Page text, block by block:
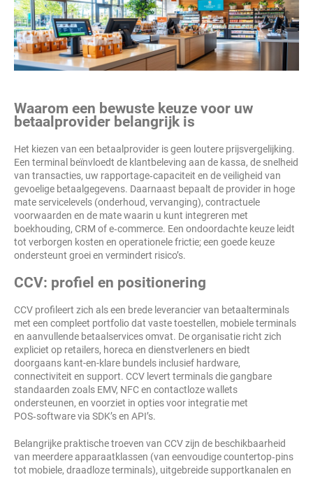
Waarom een bewuste keuze voor uw
betaalprovider belangrijk is
Het kiezen van een betaalprovider is geen loutere prijsvergelijking.
Een terminal beïnvloedt de klantbeleving aan de kassa, de snelheid
van transacties, uw rapportage‑capaciteit en de veiligheid van
gevoelige betaalgegevens. Daarnaast bepaalt de provider in hoge
mate servicelevels (onderhoud, vervanging), contractuele
voorwaarden en de mate waarin u kunt integreren met
boekhouding, CRM of e‑commerce. Een ondoordachte keuze leidt
tot verborgen kosten en operationele frictie; een goede keuze
ondersteunt groei en vermindert risico’s.
CCV: profiel en positionering
CCV profileert zich als een brede leverancier van betaalterminals
met een compleet portfolio dat vaste toestellen, mobiele terminals
en aanvullende betaalservices omvat. De organisatie richt zich
expliciet op retailers, horeca en dienstverleners en biedt
doorgaans kant-en-klare bundels inclusief hardware,
connectiviteit en support. CCV levert terminals die gangbare
standaarden zoals EMV, NFC en contactloze wallets
ondersteunen, en voorziet in opties voor integratie met
POS‑software via SDK’s en API’s.
Belangrijke praktische troeven van CCV zijn de beschikbaarheid
van meerdere apparaatklassen (van eenvoudige countertop‑pins
tot mobiele, draadloze terminals), uitgebreide supportkanalen en